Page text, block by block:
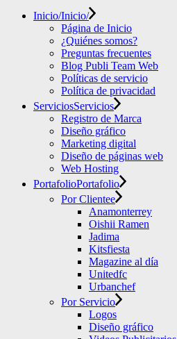
Inicio/Inicio/
Página de Inicio
¿Quiénes somos?
Preguntas frecuentes
Blog Publi Team Web
Políticas de servicio
Política de privacidad
ServiciosServicios
Registro de Marca
Diseño gráfico
Marketing digital
Diseño de páginas web
Web Hosting
PortafolioPortafolio
Por Clientee
Anamonterrey
Oishii Ramen
Jadima
Kitsfiesta
Magazine al día
Unitedfc
Urbanchef
Por Servicio
Logos
Diseño gráfico